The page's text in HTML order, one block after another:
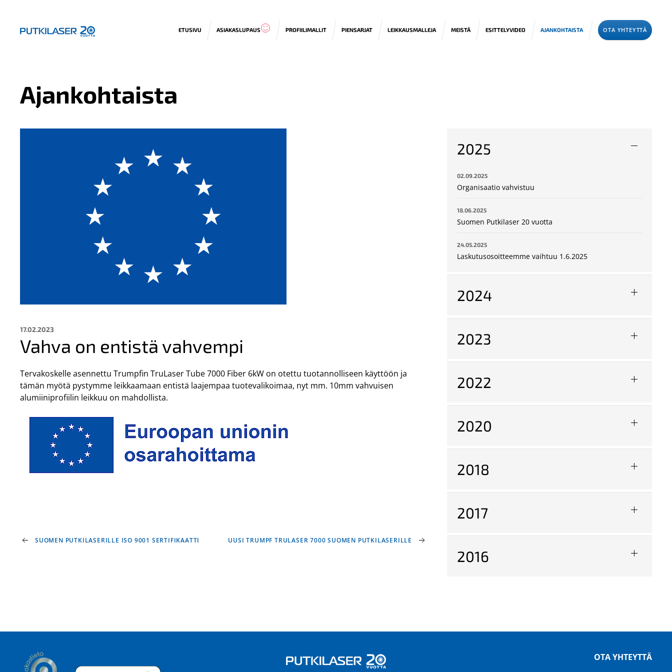
ETUSIVU ASIAKASLUPAUS PROFIILIMALLIT PIENSARJAT LEIKKAUSMALLEJA MEISTÄ ESITTELYVIDEO AJANKOHTAISTA OTA YHTEYTTÄ
Ajankohtaista
17.02.2023
Vahva on entistä vahvempi
Tervakoskelle asennettu Trumpfin TruLaser Tube 7000 Fiber 6kW on otettu tuotannolliseen käyttöön ja
tämän myötä pystymme leikkaamaan entistä laajempaa tuotevalikoimaa, nyt mm. 10mm vahvuisen
alumiiniprofiilin leikkuu on mahdollista.
SUOMEN PUTKILASERILLE ISO 9001 SERTIFIKAATTI UUSI TRUMPF TRULASER 7000 SUOMEN PUTKILASERILLE
2025
02.09.2025
Organisaatio vahvistuu
18.06.2025
Suomen Putkilaser 20 vuotta
24.05.2025
Laskutusosoitteemme vaihtuu 1.6.2025
2024
2023
2022
2020
2018
2017
2016
OTA YHTEYTTÄ